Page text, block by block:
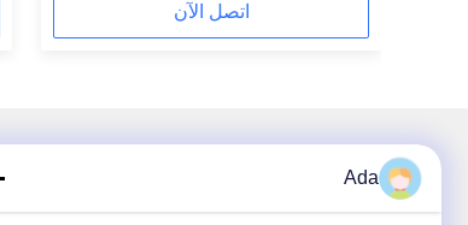
اتصل الآن
Ada